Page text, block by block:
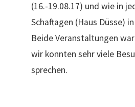
(16.-19.08.17) und wie in
Schaftagen (Haus Düsse)
Beide Veranstaltungen
wir konnten sehr viele
sprechen.